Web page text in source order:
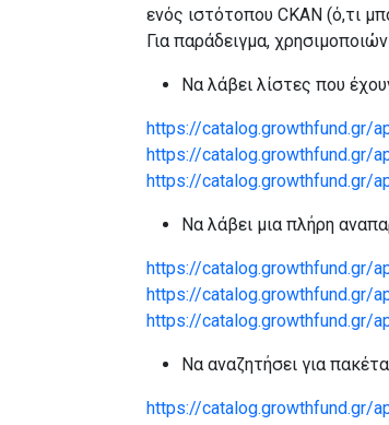
ενός ιστότοπου CKAN (ό,τι
Για παράδειγμα,
Να λάβει λίστες που
https://catalog.growthfund.gr/
https://catalog.growthfund.gr/
https://catalog.growthfund.gr/
Να λάβει μια πλήρη
https://catalog.growthfund.gr/
https://
https://catalog.growthfund.gr/
Να αναζητήσει για
https://catalog.growthfund.gr/